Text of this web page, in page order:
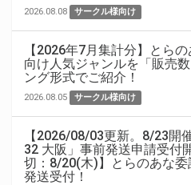
2026.08.08 サークル様向け
【2026年7月集計分】とら
向け人気ジャンルを「販売
ング形式でご紹介！
2026.08.05 サークル様向け
【2026/08/03更新。8/23開
32 大阪」事前発送申請受付
切：8/20(木)】とらのあな
発送受付！